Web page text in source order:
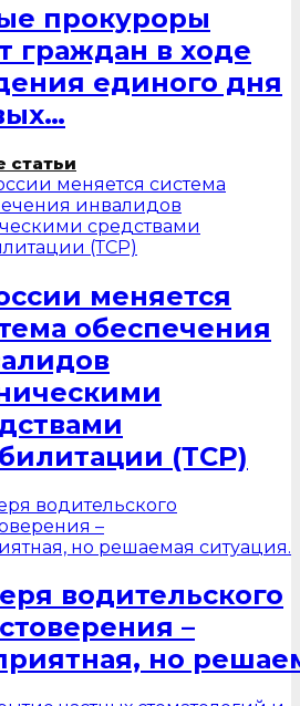
прокуроры
граждан в ходе
единого дня
статьи
меняется
обеспечения
(ТСР)
водительского
–
но